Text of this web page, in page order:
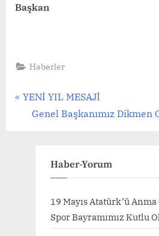
Başkan
Haberler
Yazı
gezinmesi
P
YENİ YIL MESAJİ
N
Genel Başkanımız Dikmen
Haber-Yorum
19 Mayıs Atatürk’ü
Spor Bayramımız Kutlu